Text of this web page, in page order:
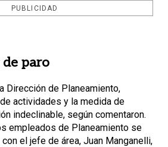
PUBLICIDAD
paro
Dirección de Planeamiento,
actividades y la medida de
indeclinable, según comentaron.
empleados de Planeamiento se
el jefe de área, Juan Manganelli,